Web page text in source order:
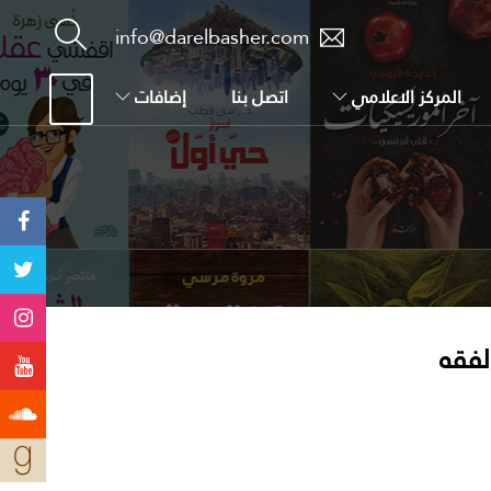
info@darelbasher.com
المركز الاعلامي اتصل بنا إضافات